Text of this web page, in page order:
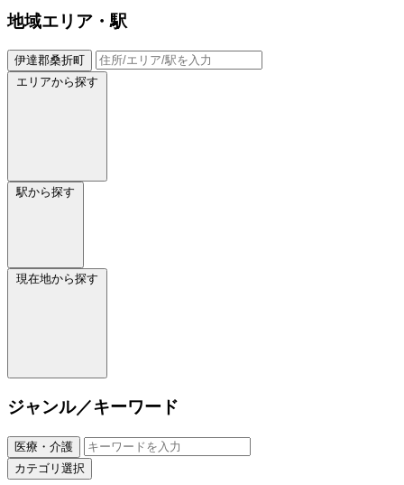
地域エリア・駅
伊達郡桑折町
エリアから探す
駅から探す
現在地から探す
ジャンル／キーワード
医療・介護
カテゴリ選択